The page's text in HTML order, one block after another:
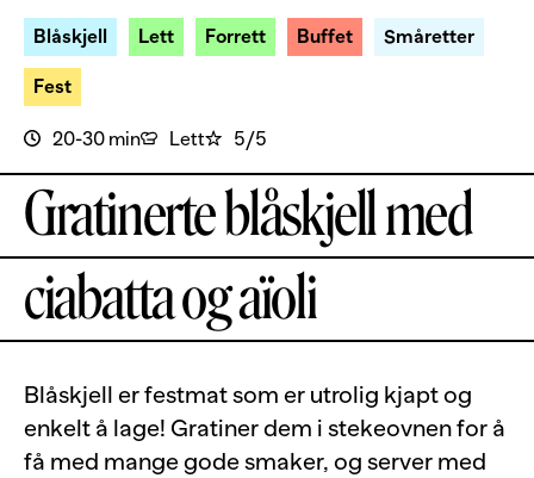
Blåskjell Lett Forrett Buffet Småretter
Fest
20-30 min Lett 5/5
Gratinerte blåskjell med
ciabatta og aïoli
Blåskjell er festmat som er utrolig kjapt og
enkelt å lage! Gratiner dem i stekeovnen for å
få med mange gode smaker, og server med